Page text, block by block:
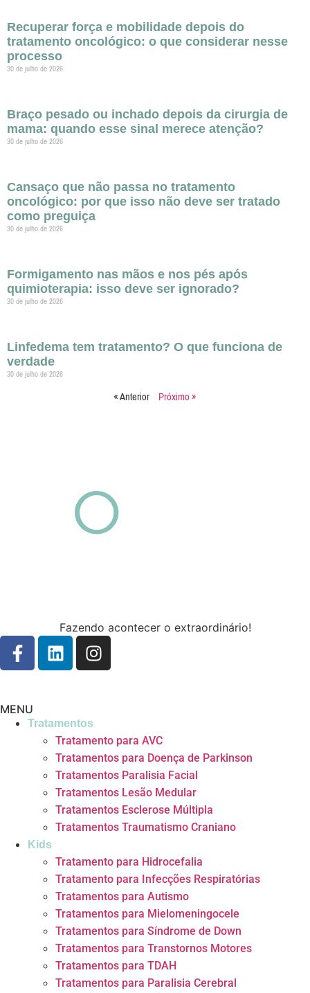
Recuperar força e mobilidade depois do
tratamento oncológico: o que considerar nesse
processo
30 de julho de 2026
Braço pesado ou inchado depois da cirurgia de
mama: quando esse sinal merece atenção?
30 de julho de 2026
Cansaço que não passa no tratamento
oncológico: por que isso não deve ser tratado
como preguiça
30 de julho de 2026
Formigamento nas mãos e nos pés após
quimioterapia: isso deve ser ignorado?
30 de julho de 2026
Linfedema tem tratamento? O que funciona de
verdade
30 de julho de 2026
« Anterior Próximo »
Fazendo acontecer o extraordinário!
MENU
Tratamentos
Tratamento para AVC
Tratamentos para Doença de Parkinson
Tratamentos Paralisia Facial
Tratamentos Lesão Medular
Tratamentos Esclerose Múltipla
Tratamentos Traumatismo Craniano
Kids
Tratamento para Hidrocefalia
Tratamento para Infecções Respiratórias
Tratamentos para Autismo
Tratamentos para Mielomeningocele
Tratamentos para Síndrome de Down
Tratamentos para Transtornos Motores
Tratamentos para TDAH
Tratamentos para Paralisia Cerebral